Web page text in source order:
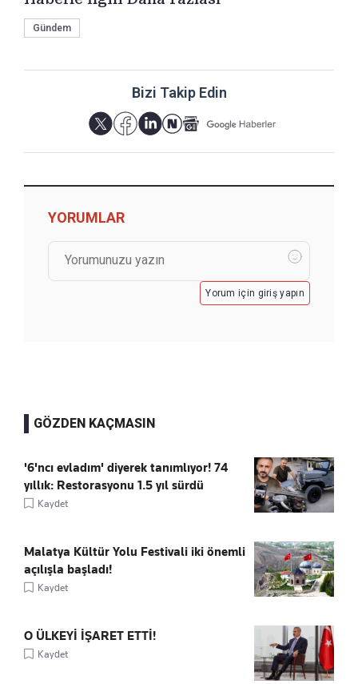
Gündem
Bizi Takip Edin
YORUMLAR
Yorum için giriş yapın
GÖZDEN KAÇMASIN
'6'ncı evladım' diyerek tanımlıyor! 74
yıllık: Restorasyonu 1.5 yıl sürdü
Kaydet
Malatya Kültür Yolu Festivali iki önemli
açılışla başladı!
Kaydet
O ÜLKEYİ İŞARET ETTİ!
Kaydet